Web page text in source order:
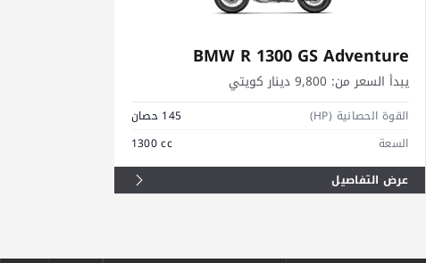
BMW R 1300 GS Adventure
يبدأ السعر من:
القوة الحصانية (HP)
145 حصان
السعة
1300 cc
عرض التفاصيل